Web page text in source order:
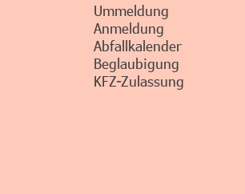
Ummeldung
Anmeldung
Abfallkalender
Beglaubigung
KFZ-Zulassung